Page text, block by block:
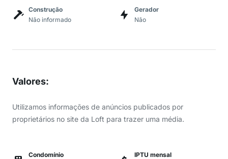
Construção
Não informado
Gerador
Não
Valores:
Utilizamos informações de anúncios publicados por
proprietários no site da Loft para trazer uma média.
Condomínio
IPTU mensal